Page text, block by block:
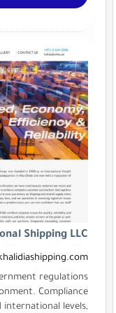
Shipping LLC
regulations
Compliance
international levels,